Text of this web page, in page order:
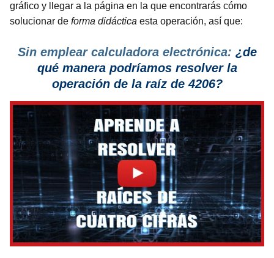
gráfico y llegar a la página en la que encontrarás cómo
solucionar de forma didáctica esta operación, así que:
Sin emplear calculadora electrónica: ¿de
qué manera podríamos resolver la
operación de la raíz de 4206?